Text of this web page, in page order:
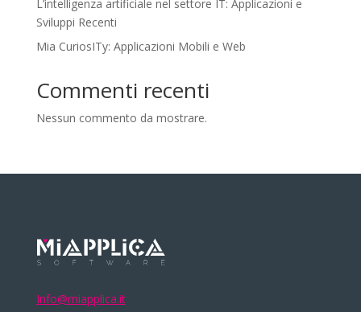
L’intelligenza artificiale nel settore IT: Applicazioni e
Sviluppi Recenti
Mia CuriosITy: Applicazioni Mobili e Web
Commenti recenti
Nessun commento da mostrare.
Info@miapplica.it